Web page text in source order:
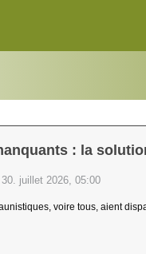
: la
juillet 2026, 05:00
voire tous, aient